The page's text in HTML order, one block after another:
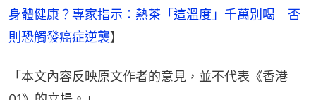
身體健康？專家指示：熱茶「這溫度」千萬別喝　否
則恐觸發癌症逆襲】
「本文內容反映原文作者的意見，並不代表《香港